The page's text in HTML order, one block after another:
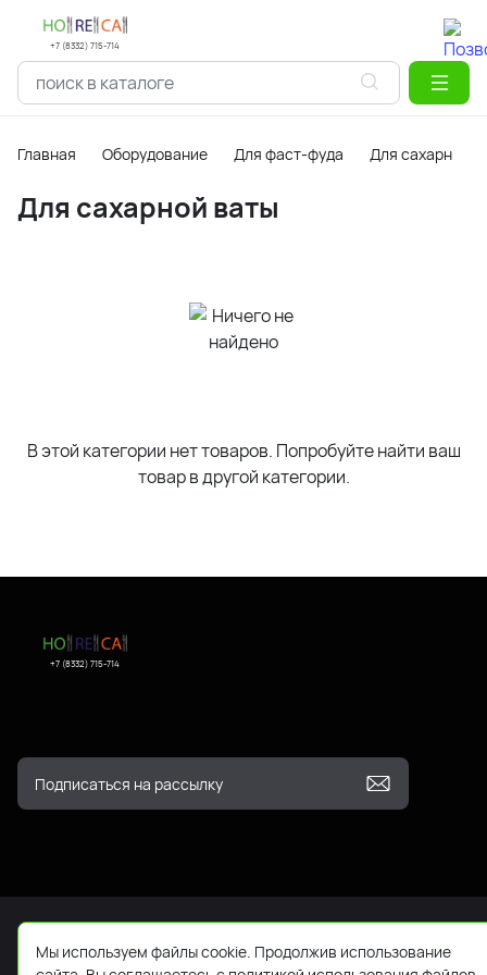
+7 (8332) 715-714
Главная Оборудование Для фаст-фуда Для сахарной
Для сахарной ваты
В этой категории нет товаров. Попробуйте найти ваш
товар в другой категории.
+7 (8332) 715-714
Мы используем файлы cookie. Продолжив использование